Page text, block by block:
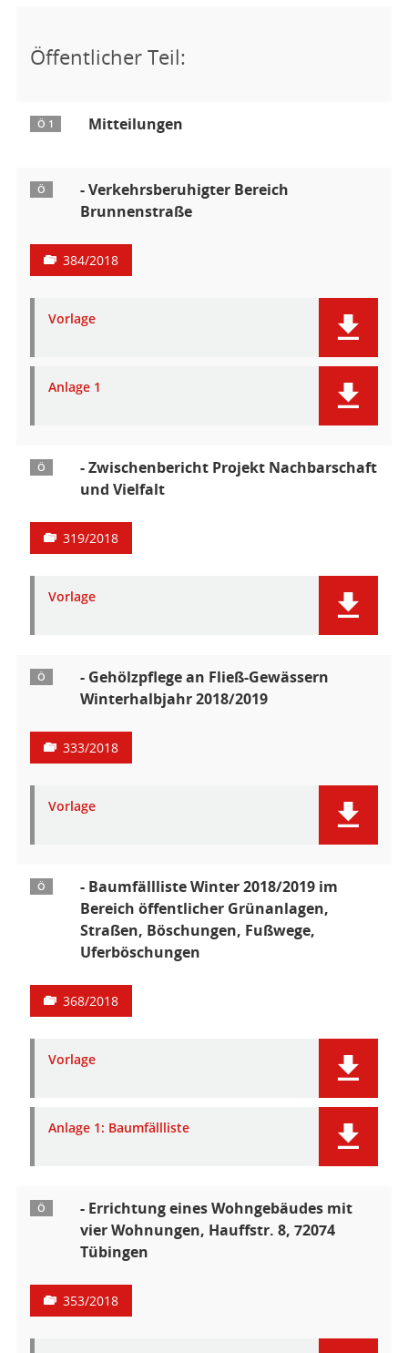
Öffentlicher Teil:
Ö 1 Mitteilungen
Ö
- Verkehrsberuhigter Bereich
Brunnenstraße
384/2018
Vorlage
Anlage 1
Ö
- Zwischenbericht Projekt Nachbarschaft
und Vielfalt
319/2018
Vorlage
Ö
- Gehölzpflege an Fließ-Gewässern
Winterhalbjahr 2018/2019
333/2018
Vorlage
Ö
- Baumfällliste Winter 2018/2019 im
Bereich öffentlicher Grünanlagen,
Straßen, Böschungen, Fußwege,
Uferböschungen
368/2018
Vorlage
Anlage 1: Baumfällliste
Ö
- Errichtung eines Wohngebäudes mit
vier Wohnungen, Hauffstr. 8, 72074
Tübingen
353/2018